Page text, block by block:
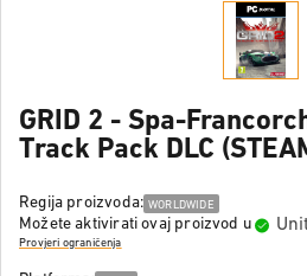
GRID 2 - Spa-
Track Pack DLC
Regija proizvoda: WORLDWIDE
Možete aktivirati ovaj proizvod u
Provjeri ograničenja